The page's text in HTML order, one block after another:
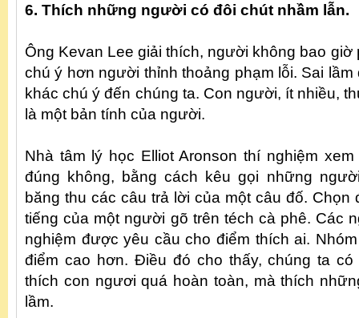
6. Thích những người có đôi chút nhầm lẫn.
Ông Kevan Lee giải thích, người không bao
chú ý hơn người thỉnh thoảng phạm lỗi. Sai
khác chú ý đến chúng ta. Con người, ít nhiều,
là một bản tính của người.
Nhà tâm lý học Elliot Aronson thí nghiệm
đúng không, bằng cách kêu gọi những
băng thu các câu trả lời của một câu đố. Chọn
tiếng của một người gõ trên téch cà phê. Các
nghiệm được yêu cầu cho điểm thích ai.
điểm cao hơn. Điều đó cho thấy, chúng ta
thích con ngươi quá hoàn toàn, mà thích
lầm.